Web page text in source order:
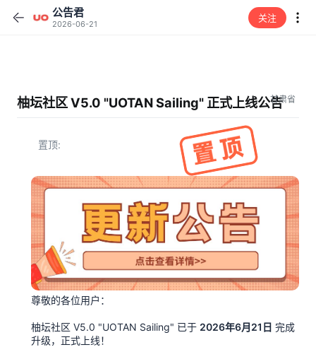
公告君
2026-06-21
关注
柚坛社区 V5.0 "UOTAN Sailing" 正式上线公告甘肃省
置顶
尊敬的各位用户：
柚坛社区 V5.0 "UOTAN Sailing" 已于 2026年6月21日 完成
升级，正式上线！